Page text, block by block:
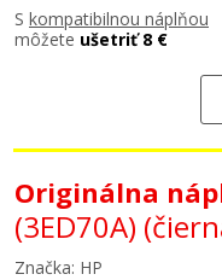
S kompatibilnou náplňou
môžete ušetriť 8 €
Originálna
(3ED70A)
Značka: HP